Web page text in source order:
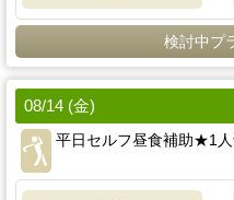
検討中プ
08/14 (金)
平日セルフ昼食補助★1